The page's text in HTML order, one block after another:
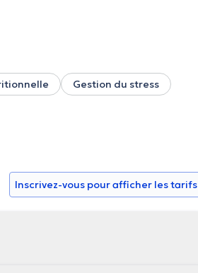
Pour que l’adaptation soit durable,
ensemble, à votre rythme. Au plaisir
Gestion du stress
Inscrivez-vous pour afficher les tarifs